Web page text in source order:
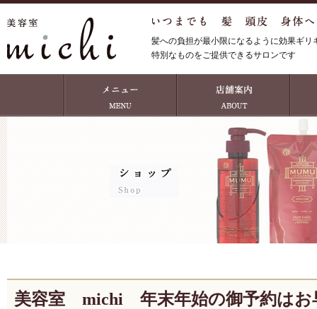
髪への負担が最小限になるように効果ギ
特別なものをご提供できるサロンです
美容室 michi 年末年始の御予約はお